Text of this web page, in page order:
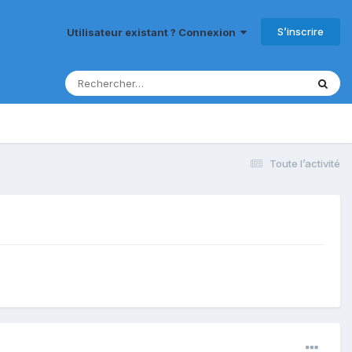
Utilisateur existant ? Connexion S’inscrire
Toute l’activité